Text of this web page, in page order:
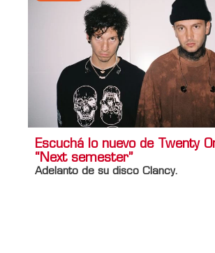
Escuchá lo nuevo de Twenty
“Next semester”
Adelanto de su disco Clancy.